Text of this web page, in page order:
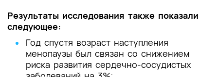
Результаты исследования также показали
следующее:
Год спустя возраст наступления
менопаузы был связан со снижением
риска развития сердечно-сосудистых